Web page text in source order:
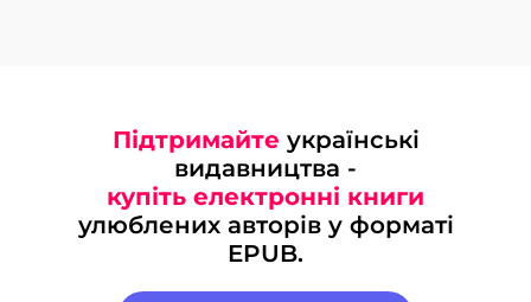
Підтримайте українські
видавництва -
купіть електронні книги
улюблених авторів у форматі
EPUB.